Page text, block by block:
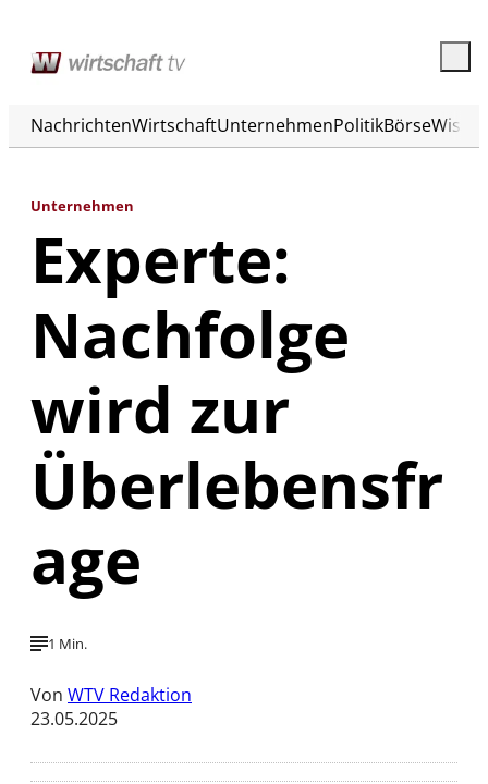
NachrichtenWirtschaftUnternehmenPolitikBörse
Unternehmen
Experte:
Nachfolge
wird zur
Überlebensfr
age
1 Min.
Von WTV Redaktion
23.05.2025